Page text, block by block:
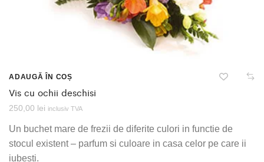
ADAUGĂ ÎN COȘ
Vis cu ochii deschisi
250,00 lei inclusiv TVA
Un buchet mare de frezii de diferite culori in functie de
stocul existent – parfum si culoare in casa celor pe care ii
iubesti.